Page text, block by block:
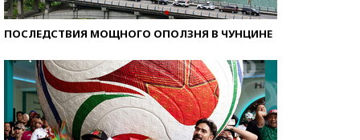
ПОСЛЕДСТВИЯ МОЩНОГО ОПОЛЗНЯ В ЧУНЦИНЕ